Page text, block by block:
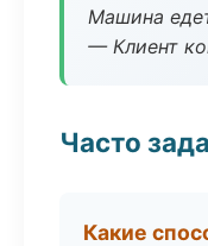
Машина
— Клиент
Часто
Какие